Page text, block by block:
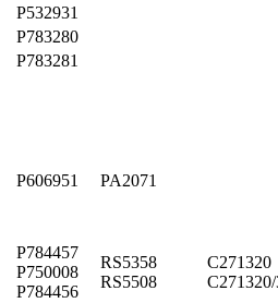
P532931
P783280
P783281
P606951
PA2071
P784457
P750008
P784456
RS5358
RS5508
C271320